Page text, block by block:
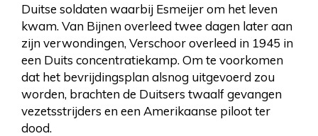
Duitse soldaten waarbij Esmeijer om het leven
kwam. Van Bijnen overleed twee dagen later aan
zijn verwondingen, Verschoor overleed in 1945 in
een Duits concentratiekamp. Om te voorkomen
dat het bevrijdingsplan alsnog uitgevoerd zou
worden, brachten de Duitsers twaalf gevangen
vezetsstrijders en een Amerikaanse piloot ter
dood.